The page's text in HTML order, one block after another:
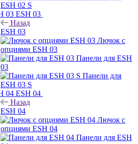
ESH 02 S
ESH 03
Назад
ESH 03
Лючок с
опциями ESH 03
Панели для ESH
03
Панели для
ESH 03 S
ESH 04
Назад
ESH 04
Лючок с
опциями ESH 04
Панели для ESH